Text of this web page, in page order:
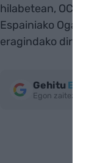
hilabetean,
Espainiako
eragindako diru
Gehitu
Egon zaitez